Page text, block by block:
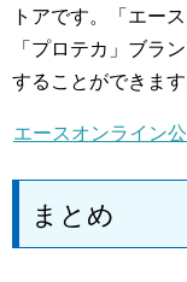
トアです。「エー
「プロテカ」ブラ
することができます
エースオンライン
まとめ